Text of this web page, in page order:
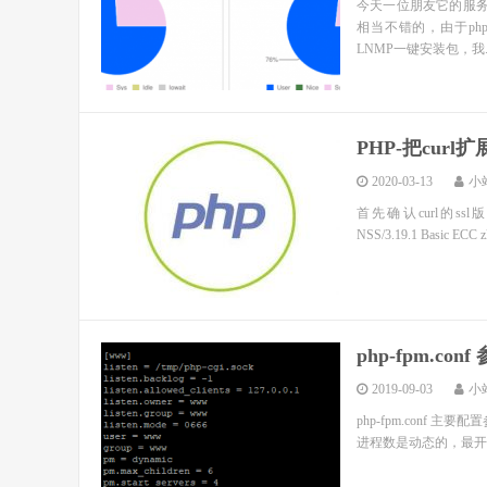
今天一位朋友它的服
相当不错的，由于
LNMP一键安装包，我
PHP-把curl扩
2020-03-13 小
首先确认curl的ssl版
NSS/3.19.1 Basic ECC
php-fpm.conf
2019-09-03 小
php-fpm.conf 主要配
进程数是动态的，最